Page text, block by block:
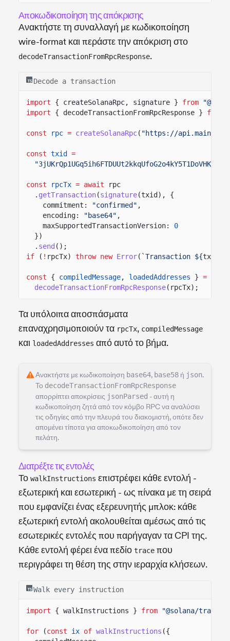
Αποκωδικοποίηση της απόκρισης
Ανακτήστε τη συναλλαγή με κωδικοποίηση
wire-format και περάστε την απόκριση στο
decodeTransactionFromRpcResponse.
Decode a transaction
import { createSolanaRpc, signature } from
import
{ decodeTransactionFromRpcResponse } from
const rpc = createSolanaRpc( "https://api.mainnet-
const txid
=
const rpcTx = await
rpc
. getTransaction(signature(txid), {
commitment:
"confirmed" ,
encoding:
"base64" ,
maxSupportedTransactionVersion:
0
})
. send ();
if
( ! rpcTx) throw new Error( `Transaction ${txid
const { compiledMessage, loadedAddresses } =
decodeTransactionFromRpcResponse(rpcTx);
Τα υπόλοιπα αποσπάσματα
επαναχρησιμοποιούν τα rpcTx, compiledMessage
και loadedAddresses από αυτό το βήμα.
Ανακτήστε με κωδικοποίηση base64, base58 ή json.
Το decodeTransactionFromRpcResponse
απορρίπτει αποκρίσεις jsonParsed - αυτή η
κωδικοποίηση ζητά από τον κόμβο RPC να αναλύσει
τις οδηγίες από την πλευρά του διακομιστή, οπότε δεν
απομένει τίποτα για αποκωδικοποίηση από τον
πελάτη.
Διατρέξτε τις εντολές
Το walkInstructions επιστρέφει κάθε εντολή -
εξωτερική και εσωτερική - ως πίνακα με τη σειρά
που εμφανίζει ένας εξερευνητής μπλοκ: κάθε
εξωτερική εντολή ακολουθείται αμέσως από τις
εσωτερικές εντολές που παρήγαγαν τα CPI της.
Κάθε εντολή φέρει ένα πεδίο trace που
περιγράφει τη θέση της στην ιεραρχία κλήσεων.
Walk every instruction
import { walkInstructions } from "@solana/
for (const ix of walkInstructions ({